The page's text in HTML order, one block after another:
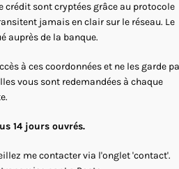
crédit sont cryptées grâce au protocole
jamais en clair sur le réseau. Le
auprès de la banque.
à ces coordonnées et ne les garde
vous sont redemandées à chaque
14 jours ouvrés.
me contacter via l'onglet 'contact'.